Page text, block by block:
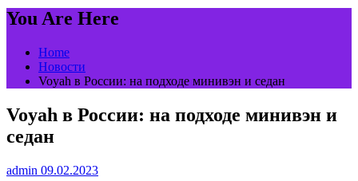
You Are Here
Home
Новости
Voyah в России: на подходе минивэн и седан
Voyah в России: на подходе минивэн и
седан
admin 09.02.2023